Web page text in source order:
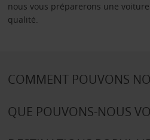
nous vous préparerons une
qualité.
COMMENT POUVONS
QUE POUVONS-NOUS